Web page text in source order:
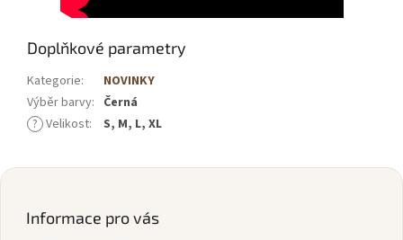
Doplňkové parametry
Kategorie:
NOVINKY
Výběr barvy: Černá
? Velikost: S, M, L, XL
Z
Informace pro vás